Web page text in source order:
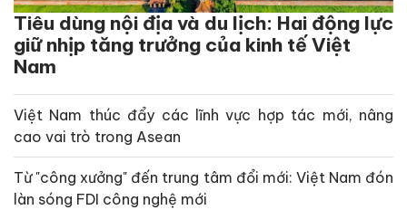
Tiêu dùng nội địa và du lịch: Hai động lực
giữ nhịp tăng trưởng của kinh tế Việt
Nam
Việt Nam thúc đẩy các lĩnh vực hợp tác mới, nâng
cao vai trò trong Asean
Từ "công xưởng" đến trung tâm đổi mới: Việt Nam đón
làn sóng FDI công nghệ mới